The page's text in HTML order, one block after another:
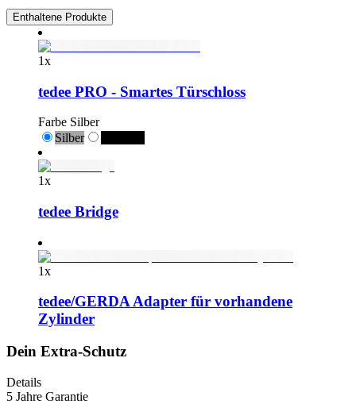
Enthaltene Produkte
1x
tedee PRO - Smartes Türschloss
Farbe Silber
Silber
1x
tedee Bridge
1x
tedee/GERDA Adapter für vorhandene
Zylinder
Dein Extra-Schutz
Details
5 Jahre Garantie